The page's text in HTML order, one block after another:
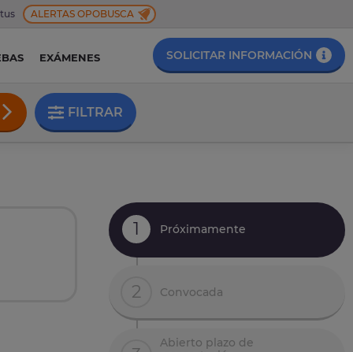
ALERTAS OPOBUSCA
EXÁMENES SOLICITAR INFORMACIÓN
FILTRAR
1 Próximamente
2 Convocada
Abierto plazo de